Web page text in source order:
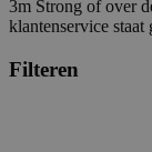
3m Strong of over
klantenservice
Filteren